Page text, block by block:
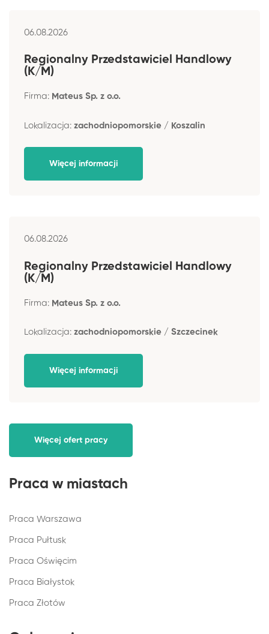
06.08.2026
Regionalny Przedstawiciel Handlowy
(K/M)
Firma: Mateus Sp. z o.o.
Lokalizacja: zachodniopomorskie / Koszalin
Więcej informacji
06.08.2026
Regionalny Przedstawiciel Handlowy
(K/M)
Firma: Mateus Sp. z o.o.
Lokalizacja: zachodniopomorskie / Szczecinek
Więcej informacji
Więcej ofert pracy
Praca w miastach
Praca Warszawa
Praca Pułtusk
Praca Oświęcim
Praca Białystok
Praca Złotów